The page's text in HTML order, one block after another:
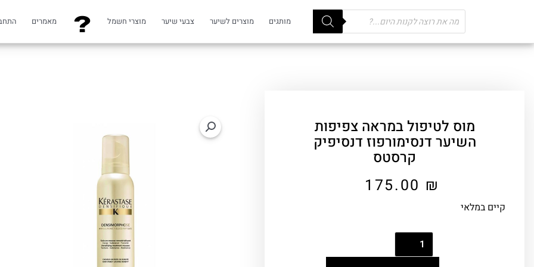
מותגים מוצרים לשיער צבעי שיער מוצרי חשמל מאמרים
Products
search
מוס לטיפול במראה צפיפות
השיער דנסימורפוז דנסיפיק
קרסטס
175.00 ₪
קיים במלאי